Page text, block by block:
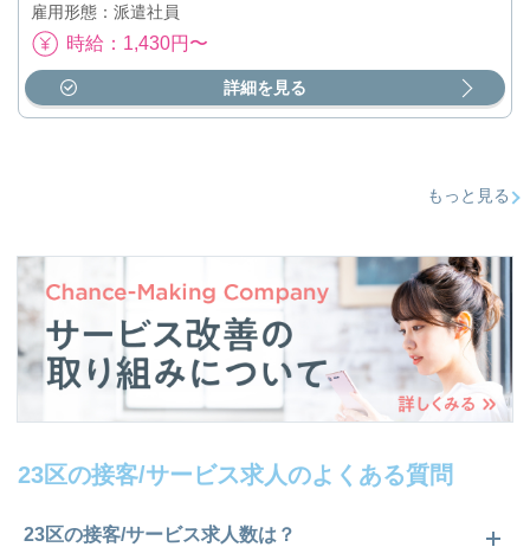
雇用形態：派遣社員
時給：1,430円〜
詳細を見る
もっと見る
23区の接客/サービス求人のよくある質問
23区の接客/サービス求人数は？